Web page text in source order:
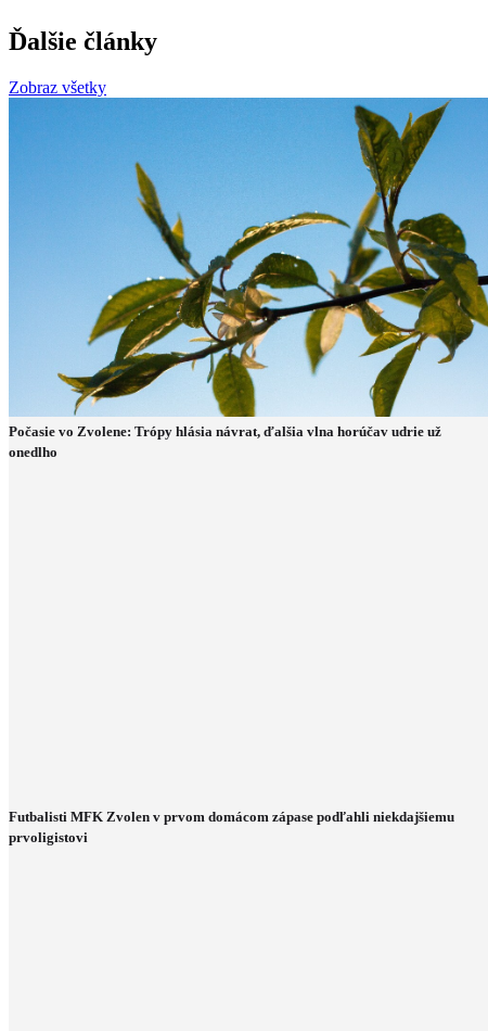
Ďalšie články
Zobraz všetky
Počasie vo Zvolene: Trópy hlásia návrat, ďalšia vlna horúčav udrie už
onedlho
Futbalisti MFK Zvolen v prvom domácom zápase podľahli niekdajšiemu
prvoligistovi